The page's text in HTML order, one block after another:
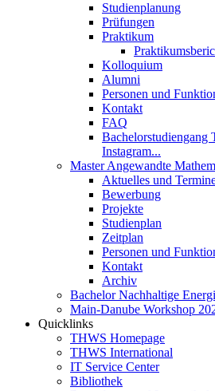
Studienplanung
Prüfungen
Praktikum
Kolloquium
Alumni
Personen und
Kontakt
FAQ
Bachelorstudiengang
Instagram...
Master Angewandte
Aktuelles und
Bewerbung
Projekte
Studienplan
Zeitplan
Personen und
Kontakt
Archiv
Bachelor Nachhaltige
Main-Danube Workshop
Quicklinks
THWS Homepage
THWS International
IT Service Center
Bibliothek